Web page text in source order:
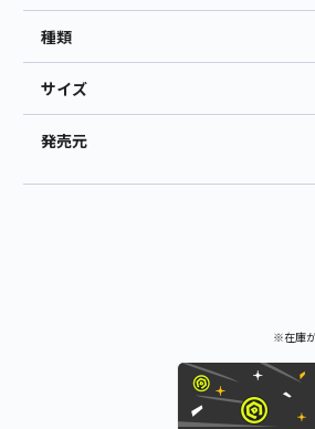
種類
サイズ
発売元
※在庫